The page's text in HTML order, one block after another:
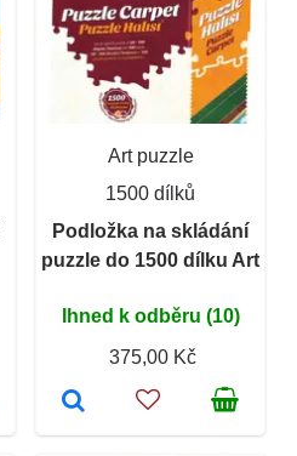
Art puzzle
1500 dílků
Podložka na skládání
puzzle do 1500 dílku Art
Ihned k odběru (10)
375,00 Kč